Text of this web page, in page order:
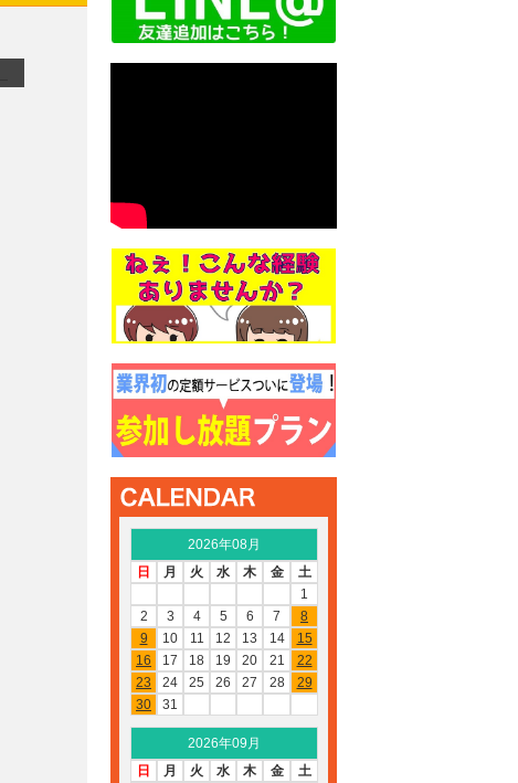
2026年08月
日
月 火 水 木 金
土
1
2
3 4 5 6 7
8
9
10 11 12 13 14
15
16
17 18 19 20 21
22
23
24 25 26 27 28
29
30
31
2026年09月
日
月 火 水 木 金
土